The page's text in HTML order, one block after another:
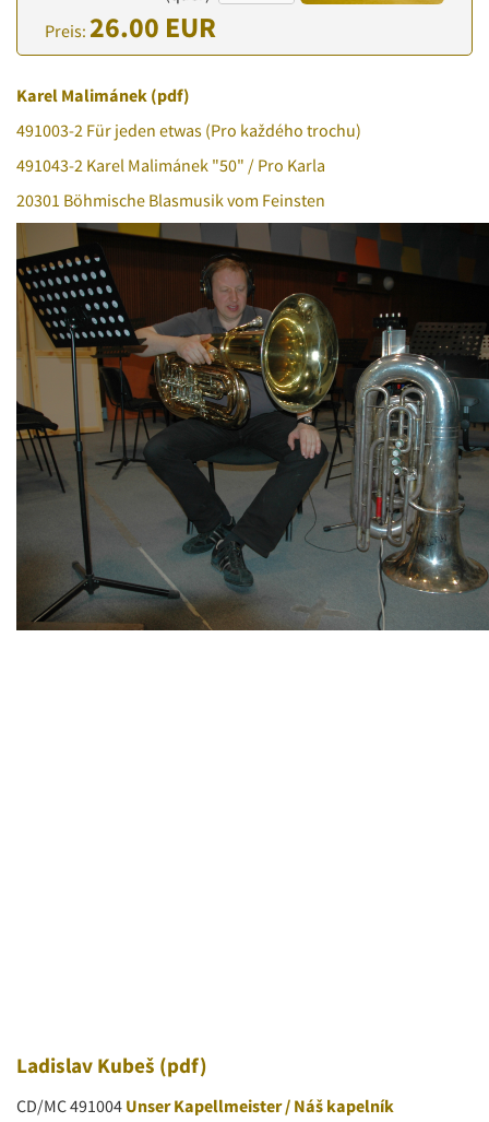
Preis: 26.00 EUR
Karel Malimánek (pdf)
491003-2 Für jeden etwas (Pro každého trochu)
491043-2 Karel Malimánek "50" / Pro Karla
20301 Böhmische Blasmusik vom Feinsten
Ladislav Kubeš (pdf)
CD/MC 491004 Unser Kapellmeister / Náš kapelník